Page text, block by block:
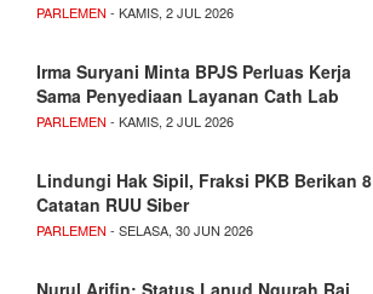
PARLEMEN - KAMIS, 2 JUL 2026
Irma Suryani Minta BPJS Perluas Kerja
Sama Penyediaan Layanan Cath Lab
PARLEMEN - KAMIS, 2 JUL 2026
Lindungi Hak Sipil, Fraksi PKB Berikan 8
Catatan RUU Siber
PARLEMEN - SELASA, 30 JUN 2026
Nurul Arifin: Status Lanud Ngurah Rai